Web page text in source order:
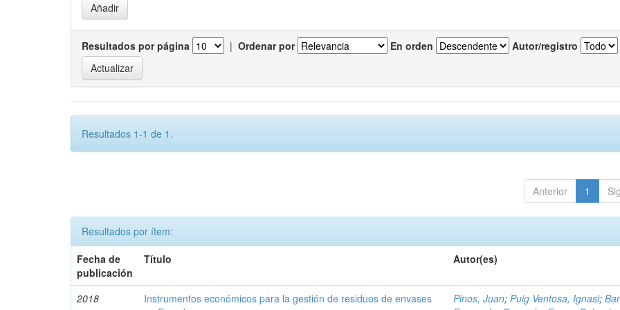
Resultados por página | Ordenar por En orden Autor/registro
Resultados 1-1 de 1.
Anterior 1
Resultados por ítem:
Fecha de
publicación
Título Autor(es)
2018
Instrumentos económicos para la gestión de residuos de envases
Pinos, Juan;Puig Ventosa, Ignasi;